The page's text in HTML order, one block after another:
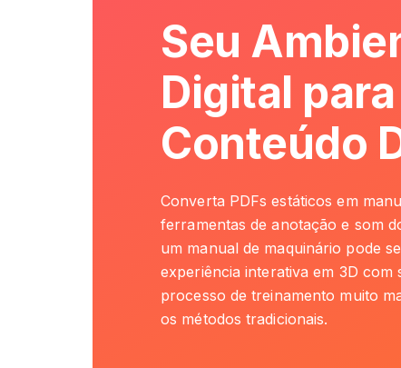
Seu
Digital para
Conteúdo
Converta PDFs estáticos em
ferramentas de anotação e som
um manual de maquinário pode
experiência interativa em 3D
processo de treinamento muito
os métodos tradicionais.